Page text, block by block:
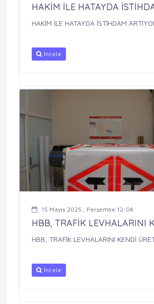
HAKİM İLE HATAYDA
HAKİM İLE HATAYDA İSTİHDAM
İncele
15 Mayıs 2025 , Perşembe 12:04
HBB, TRAFİK LEVHALARINI
HBB, TRAFİK LEVHALARINI KENDİ
İncele